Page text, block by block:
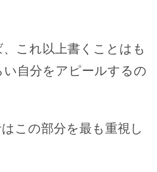
これ以上書くことはも
自分をアピールするの
この部分を最も重視し